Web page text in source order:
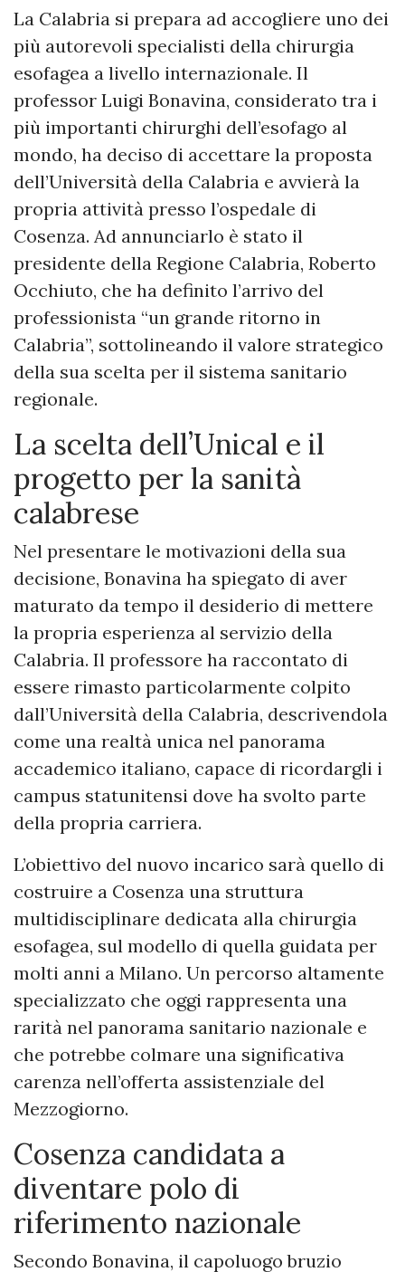
La Calabria si prepara ad accogliere uno dei
più autorevoli specialisti della chirurgia
esofagea a livello internazionale. Il
professor Luigi Bonavina, considerato tra i
più importanti chirurghi dell’esofago al
mondo, ha deciso di accettare la proposta
dell’Università della Calabria e avvierà la
propria attività presso l’ospedale di
Cosenza. Ad annunciarlo è stato il
presidente della Regione Calabria, Roberto
Occhiuto, che ha definito l’arrivo del
professionista “un grande ritorno in
Calabria”, sottolineando il valore strategico
della sua scelta per il sistema sanitario
regionale.
La scelta dell’Unical e il
progetto per la sanità
calabrese
Nel presentare le motivazioni della sua
decisione, Bonavina ha spiegato di aver
maturato da tempo il desiderio di mettere
la propria esperienza al servizio della
Calabria. Il professore ha raccontato di
essere rimasto particolarmente colpito
dall’Università della Calabria, descrivendola
come una realtà unica nel panorama
accademico italiano, capace di ricordargli i
campus statunitensi dove ha svolto parte
della propria carriera.
L’obiettivo del nuovo incarico sarà quello di
costruire a Cosenza una struttura
multidisciplinare dedicata alla chirurgia
esofagea, sul modello di quella guidata per
molti anni a Milano. Un percorso altamente
specializzato che oggi rappresenta una
rarità nel panorama sanitario nazionale e
che potrebbe colmare una significativa
carenza nell’offerta assistenziale del
Mezzogiorno.
Cosenza candidata a
diventare polo di
riferimento nazionale
Secondo Bonavina, il capoluogo bruzio